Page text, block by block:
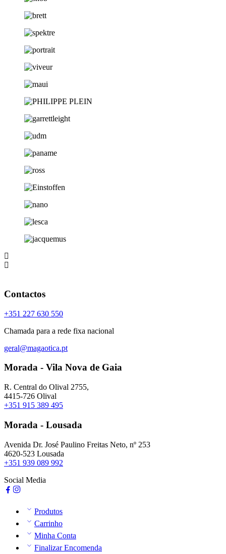
Contactos
+351 227 630 550
Chamada para a rede fixa nacional
geral@magaotica.pt
Morada - Vila Nova de Gaia
R. Central do Olival 2755,
4415-726 Olival
+351 915 389 495
Morada - Lousada
Avenida Dr. José Paulino Freitas Neto, nº 253
4620-523 Lousada
+351 939 089 992
Social Media
Produtos
Carrinho
Minha Conta
Finalizar Encomenda